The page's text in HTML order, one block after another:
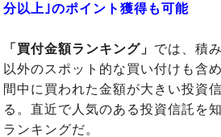
分以上｣のポイント獲得も可能
「買付金額ランキング」 では、積
以外のスポット的な買い付けも含
間中に買われた金額が大きい投資
る。直近で人気のある投資信託を
ランキングだ。